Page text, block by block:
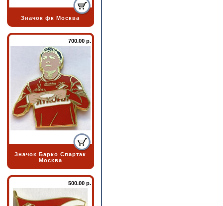
Значок фк Москва
700.00 р.
Значок Барко Спартак
Москва
500.00 р.